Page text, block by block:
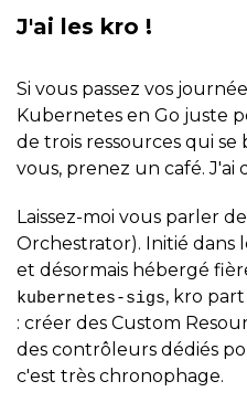
J'ai les kro !
Si vous passez vos
Kubernetes en Go juste
de trois ressources qui
vous, prenez un café.
Laissez-moi vous parler de
Orchestrator). Initié dans
et désormais hébergé
kubernetes-sigs, kro
: créer des Custom
des contrôleurs dédiés
c'est très chronophage.